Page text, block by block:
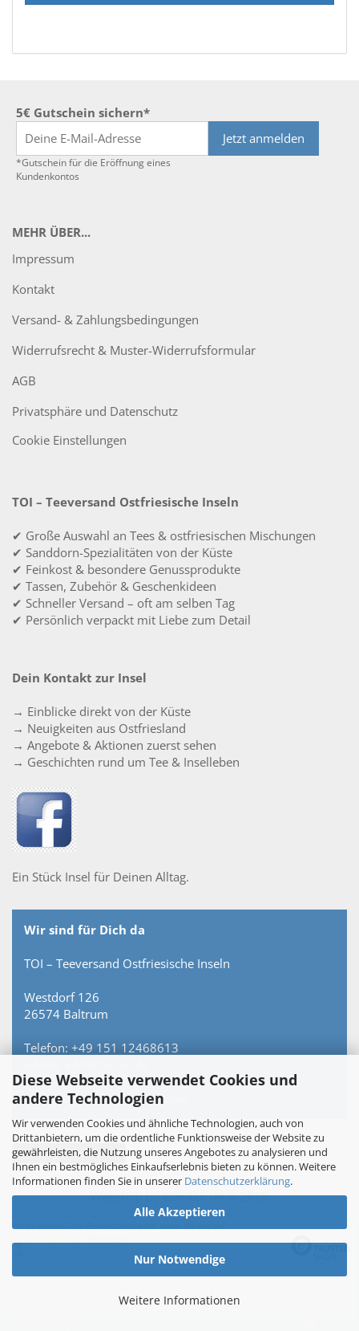
Diese Webseite verwendet Cookies und
andere Technologien
Wir verwenden Cookies und ähnliche Technologien, auch von
Drittanbietern, um die ordentliche Funktionsweise der Website zu
gewährleisten, die Nutzung unseres Angebotes zu analysieren und
Ihnen ein bestmögliches Einkaufserlebnis bieten zu können. Weitere
Informationen finden Sie in unserer Datenschutzerklärung.
Alle Akzeptieren
Nur Notwendige
Weitere Informationen
5€ Gutschein sichern*
Jetzt anmelden
*Gutschein für die Eröffnung eines
Kundenkontos
MEHR ÜBER...
Impressum
Kontakt
Versand- & Zahlungsbedingungen
Widerrufsrecht & Muster-Widerrufsformular
AGB
Privatsphäre und Datenschutz
Cookie Einstellungen
TOI – Teeversand Ostfriesische Inseln
✔ Große Auswahl an Tees & ostfriesischen Mischungen
✔ Sanddorn-Spezialitäten von der Küste
✔ Feinkost & besondere Genussprodukte
✔ Tassen, Zubehör & Geschenkideen
✔ Schneller Versand – oft am selben Tag
✔ Persönlich verpackt mit Liebe zum Detail
Dein Kontakt zur Insel
→ Einblicke direkt von der Küste
→ Neuigkeiten aus Ostfriesland
→ Angebote & Aktionen zuerst sehen
→ Geschichten rund um Tee & Inselleben
Ein Stück Insel für Deinen Alltag.
Wir sind für Dich da
TOI – Teeversand Ostfriesische Inseln
Westdorf 126
26574 Baltrum
Telefon: +49 151 12468613
Persönlich erreichbar – keine Hotline.
Vertrag widerrufen
Webshopby Gambio.de © 2026
Ausgewählte Top-Bewertungen für www.toi-tee.de